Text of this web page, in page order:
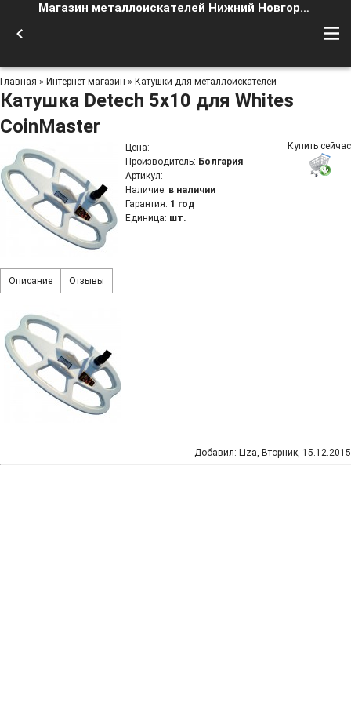
Магазин металлоискателей Нижний Новгород
Главная » Интернет-магазин » Катушки для металлоискателей
Катушка Detech 5x10 для Whites
CoinMaster
Цена:
Производитель: Болгария
Артикул:
Наличие: в наличии
Гарантия: 1 год
Единица: шт.
Купить сейчас
Описание Отзывы
Добавил: Liza, Вторник, 15.12.2015